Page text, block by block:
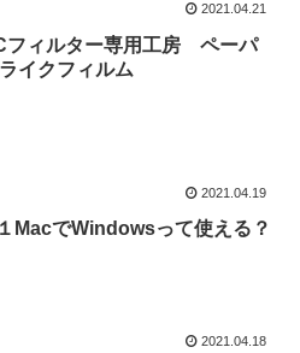
2021.04.21
フィルター専用工房 ペーパ
イクフィルム
2021.04.19
MacでWindowsって使える？
2021.04.18